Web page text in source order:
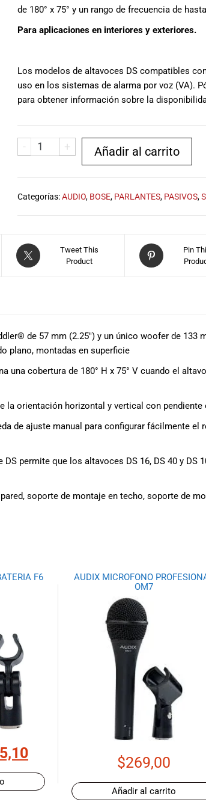
de 180° x 75° y un rango de frecuencia de
Para aplicaciones en interiores y exteriores.
Los modelos de altavoces DS compatibles
uso en los sistemas de alarma por voz (VA).
para obtener información sobre la
- + Añadir al carrito
Categorías:AUDIO, BOSE, PARLANTES, PASIVOS,
Tweet This
Product
Pin
de 57 mm (2.25″) y un único woofer de 133
plano, montadas en superficie
una cobertura de 180° H x 75° V cuando el
la orientación horizontal y vertical con
de ajuste manual para configurar fácilmente el
permite que los altavoces DS 16, DS 40 y DS
soporte de montaje en techo, soporte de
F6
AUDIX MICROFONO
OM7
$269,00
Añadir al carrito